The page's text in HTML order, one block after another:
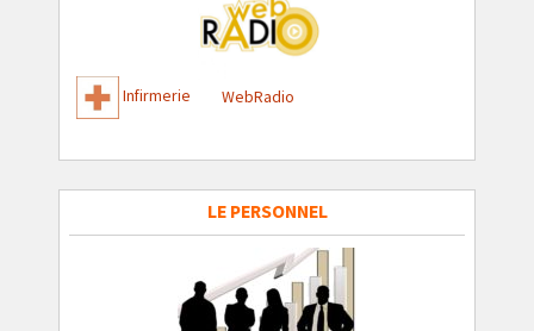
Infirmerie WebRadio
LE PERSONNEL